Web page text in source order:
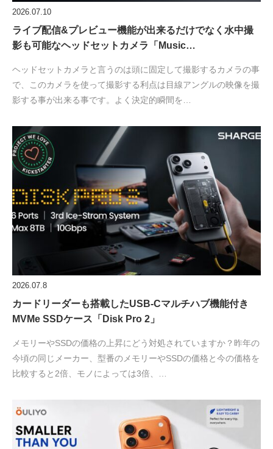
2026.07.10
ライブ配信&プレビュー機能が出来るだけでなく水中撮
影も可能なヘッドセットカメラ「Music…
ヘッドセットカメラと言うのは頭に固定して撮影するカメラの事
で、このカメラを使って撮影する利点は目線アングルの映像を撮
影する事が出来る事です。よく決定的瞬間を…
2026.07.8
カードリーダーも搭載したUSB-Cマルチハブ機能付き
MVMe SSDケース「Disk Pro 2」
メモリーやSSDの価格の上昇にどう対処されていますか？昨年の
今頃の同じメーカー、型番のメモリーやSSDの価格と今の価格を
比較すると2倍、モノによっては3倍、…